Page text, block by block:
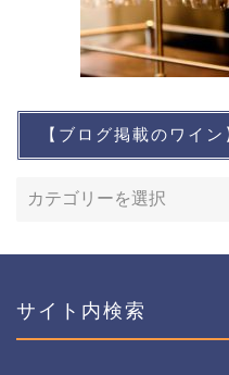
【ブログ掲載のワイ
サイト内検索